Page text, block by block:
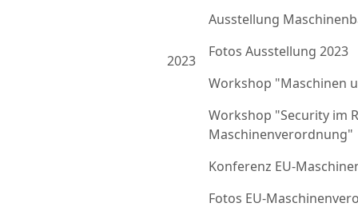
2023
Ausstellung
Fotos Ausstellung 2023
Workshop "Maschinen
Workshop "Security im
Maschinenverordnung"
Konferenz EU-
Fotos EU-